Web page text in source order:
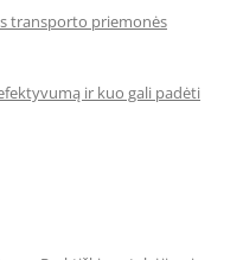
transporto priemonės
ir kuo gali padėti